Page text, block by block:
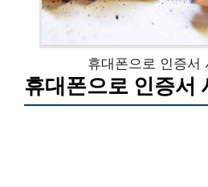
휴대폰으로 인증서
휴대폰으로 인증서